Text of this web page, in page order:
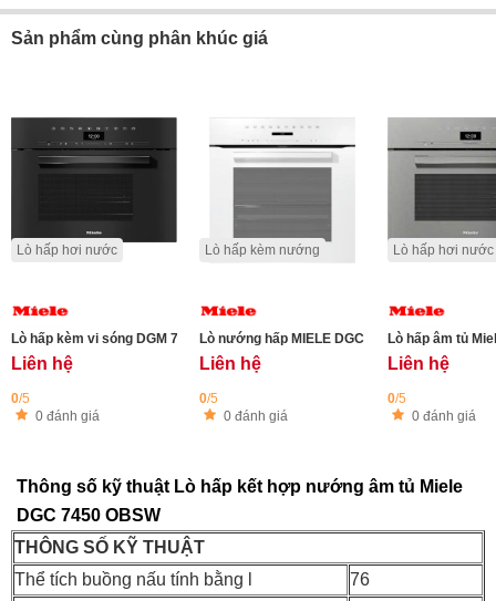
Sản phẩm cùng phân khúc giá
Lò hấp hơi nước
Lò hấp kèm vi sóng DGM 7440 OBSW VitroLine Series
Liên hệ
0/5
0 đánh giá
Lò hấp kèm nướng
Lò nướng hấp MIELE DGC 7250 BRWS
Liên hệ
0/5
0 đánh giá
Lò hấp hơi nước
Lò hấp âm tủ
Liên hệ
0/5
0 đánh giá
Thông số kỹ thuật Lò hấp kết hợp nướng âm tủ Miele
DGC 7450 OBSW
THÔNG SỐ KỸ THUẬT
Thể tích buồng nấu tính bằng l
76